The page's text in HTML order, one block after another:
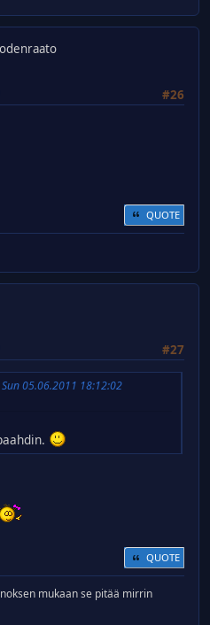
#26
QUOTE
#27
05.06.2011 18:12:02
QUOTE
mukaan se pitää mirrin